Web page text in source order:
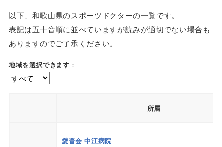
以下、和歌山県のスポーツドクターの一覧です。
表記は五十音順に並べていますが読みが適切でない場合も
ありますのでご了承ください。
地域を選択できます ：
所属
愛晋会 中江病院